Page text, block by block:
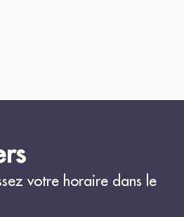
votre horaire dans le